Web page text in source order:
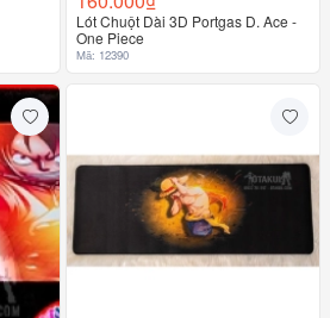
Lót Chuột Dài 3D Portgas D. Ace -
One Piece
Mã: 12390